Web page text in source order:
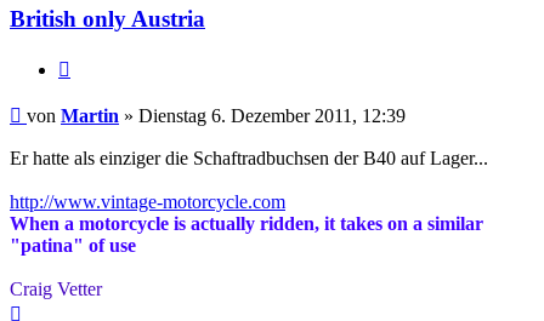
British only Austria
Beitrag
von Martin » Dienstag 6. Dezember 2011, 12:39
Er hatte als einziger die Schaftradbuchsen der B40 auf Lager...
http://www.vintage-motorcycle.com
When a motorcycle is actually ridden, it takes on a similar
"patina" of use
Craig Vetter